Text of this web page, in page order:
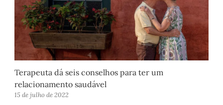
Terapeuta dá seis conselhos para ter um
relacionamento saudável
15 de julho de 2022